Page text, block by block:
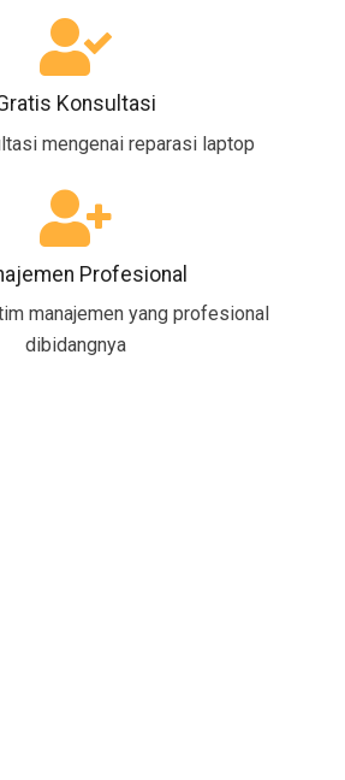
Konsultasi
mengenai reparasi laptop
Profesional
manajemen yang profesional
dibidangnya